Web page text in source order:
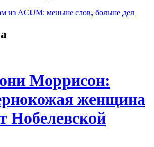
из ACUM: меньше слов, больше дел
Моррисон:
женщина
Нобелевской